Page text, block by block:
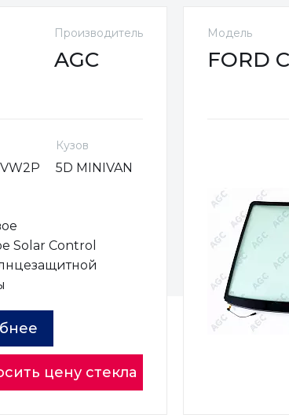
Производитель
AGC
Кузов
5D MINIVAN
Solar Control
цену стекла
Модель
FORD